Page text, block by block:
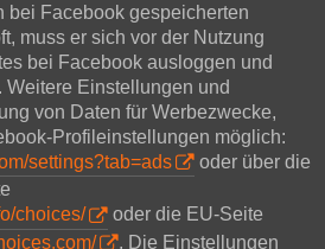
bei Facebook gespeicherten
muss er sich vor der Nutzung
bei Facebook ausloggen und
Einstellungen und
von Daten für Werbezwecke,
Profileinstellungen möglich:
settings?tab=ads
oder über die
choices/
oder die EU-Seite
. Die Einstellungen